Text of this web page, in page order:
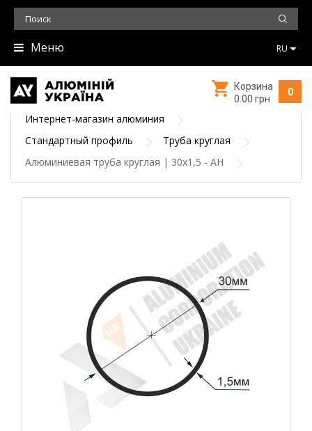
Меню RU
0
Корзина
0.00 грн
Интернет-магазин алюминия
Стандартный профиль
Труба круглая
Алюминиевая труба круглая | 30х1,5 - АН